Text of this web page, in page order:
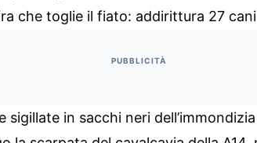
che toglie il fiato: addirittura 27
PUBBLICITÀ
sigillate in sacchi neri